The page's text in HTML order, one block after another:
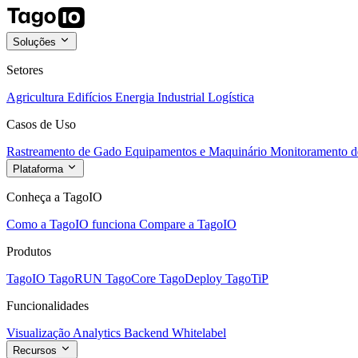
Soluções
Setores
Agricultura Edifícios Energia Industrial Logística
Casos de Uso
Rastreamento de Gado Equipamentos e Maquinário Monitoramento
Plataforma
Conheça a TagoIO
Como a TagoIO funciona Compare a TagoIO
Produtos
TagoIO TagoRUN TagoCore TagoDeploy TagoTiP
Funcionalidades
Visualização Analytics Backend Whitelabel
Recursos